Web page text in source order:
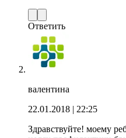
Ответить
валентина
22.01.2018 | 22:25
Здравствуйте! моему